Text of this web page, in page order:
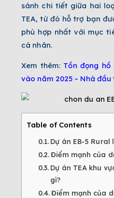
sánh chi tiết giữa hai
TEA, từ đó hỗ trợ bạn
phù hợp nhất với mục
cá nhân.
Xem thêm: Tồn đọng hồ
vào năm 2025 – Nhà
Table of Contents
Dự án EB-5 Rural
Điểm mạnh của
Dự án TEA khu
gì?
Điểm mạnh của